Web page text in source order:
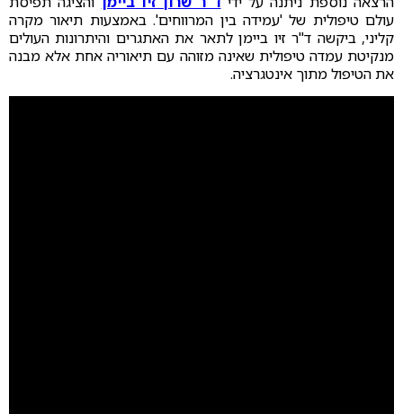
עולם טיפולית של 'עמידה בין המרווחים'. באמצעות תיאור מקרה
קליני, ביקשה ד"ר זיו ביימן לתאר את האתגרים והיתרונות העולים
מנקיטת עמדה טיפולית שאינה מזוהה עם תיאוריה אחת אלא מבנה
את הטיפול מתוך אינטגרציה.